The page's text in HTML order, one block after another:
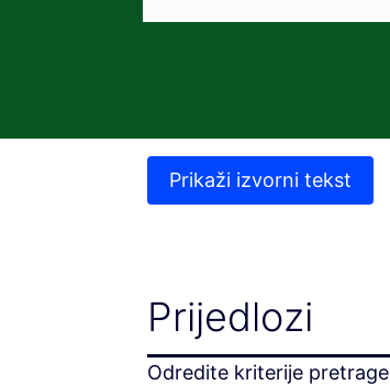
Prikaži izvorni tekst
Prijedlozi
Odredite kriterije pretrage